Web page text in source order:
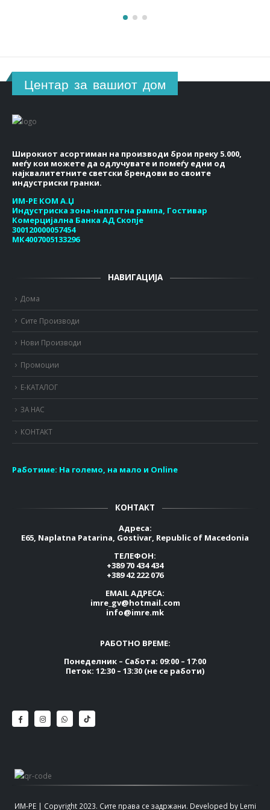
Центар за вашиот дом
Широкиот асортиман на производи брои преку 5.000,
меѓу кои можете да одлучувате и помеѓу едни од
најквалитетните светски брендови во своите
индустриски гранки.
ИМ-РЕ КОМ А.Џ
Индустриска зона-наплатна рампа, Гостивар
Комерцијална Банка АД Скопје
300120000057454
МК4007005133296
НАВИГАЦИЈА
Дома
Сите Производи
Нови Производи
Промоции
Е-КАТАЛОГ
ЗА НАС
КОНТАКТ
Работиме: На големо, на мало и Online
КОНТАКТ
Адреса:
E65, Naplatna Patarina, Gostivar, Republic of Macedonia
ТЕЛЕФОН:
+389 70 434 434
+389 42 222 076
EMAIL АДРЕСА:
imre_gv@hotmail.com
info@imre.mk
РАБОТНО ВРЕМЕ:
Понеделник – Сабота: 09:00 – 17:00
Петок: 12:30 – 13:30 (не се работи)
ИМ-РЕ | Copyright 2023. Сите права се задржани. Developed by Lemi